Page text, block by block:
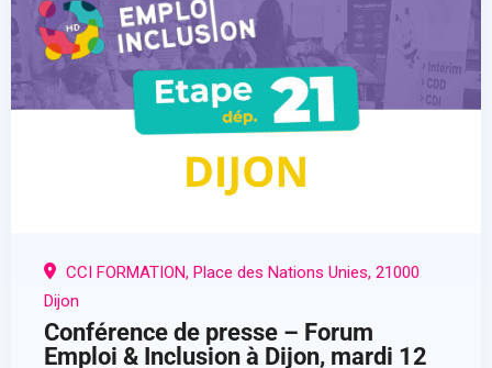
CCI FORMATION, Place des Nations Unies, 21000
Dijon
Conférence de presse – Forum
Emploi & Inclusion à Dijon, mardi 12